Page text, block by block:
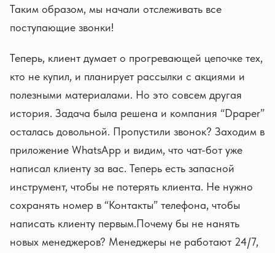
Таким образом, мы начали отслеживать все
поступающие звонки!
Теперь, клиент думает о прогревающей цепочке тех,
кто не купил, и планирует рассылки с акциями и
полезными материалами. Но это совсем другая
история. Задача была решена и компания “Dpaper”
осталась довольной. Пропустили звонок? Заходим в
приложение WhatsApp и видим, что чат-бот уже
написал клиенту за вас. Теперь есть запасной
инструмент, чтобы не потерять клиента. Не нужно
сохранять номер в “Контакты” телефона, чтобы
написать клиенту первым.Почему бы не нанять
новых менеджеров? Менеджеры не работают 24/7,